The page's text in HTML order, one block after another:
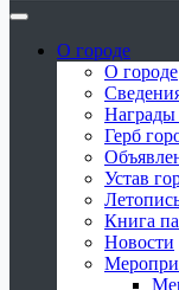
О городе
О городе
Награды
Герб
Устав
Книга
Новости